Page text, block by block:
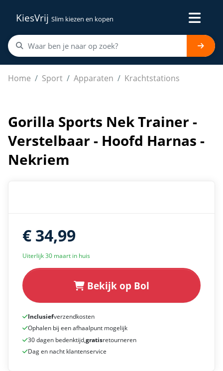
KiesVrij Slim kiezen en kopen
Home Sport Apparaten Krachtstations
Gorilla Sports Nek Trainer - Verstelbaar - Hoofd
Gorilla Sports Nek Trainer -
Verstelbaar - Hoofd Harnas -
Nekriem
€ 34,99
Uiterlijk 30 maart in huis
Bekijk op Bol
Inclusiefverzendkosten
Ophalen bij een afhaalpunt mogelijk
30 dagen bedenktijd,gratisretourneren
Dag en nacht klantenservice